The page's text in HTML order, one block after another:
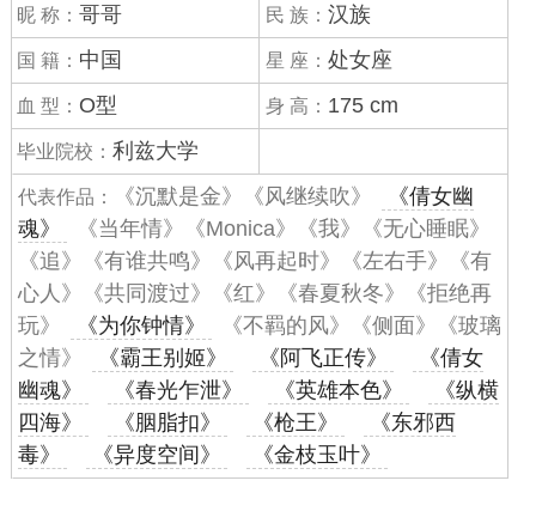
昵 称：哥哥 民 族： 汉族
国 籍： 中国 星 座： 处女座
血 型： O型 身 高： 175 cm
毕业院校：利兹大学
代表作品： 《沉默是金》《风继续吹》
《倩女幽
魂》
《当年情》《Monica》《我》《无心睡眠》
《追》《有谁共鸣》《风再起时》《左右手》《有
心人》《共同渡过》《红》《春夏秋冬》《拒绝再
玩》
《为你钟情》
《不羁的风》《侧面》《玻璃
之情》
《霸王别姬》 《阿飞正传》
《倩女
幽魂》
《春光乍泄》 《英雄本色》
《纵横
四海》
《胭脂扣》 《枪王》
《东邪西
毒》
《异度空间》 《金枝玉叶》